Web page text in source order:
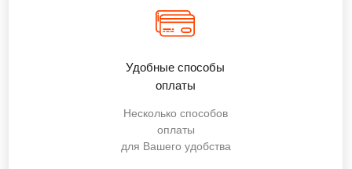
Удобные способы
оплаты
Несколько способов
оплаты
для Вашего удобства